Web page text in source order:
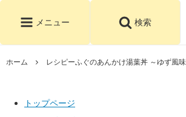
メニュー 検索
ホーム レシピーふぐのあんかけ湯葉丼 ～ゆず風
トップページ